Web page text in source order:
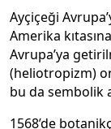
Ayçiçeği
Amerika
Avrupa’ya
(heliotropizm)
bu da sembolik
1568’de